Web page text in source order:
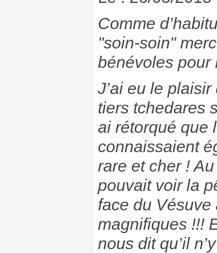
Comme
"soin-soin"
bénévoles pour
J’ai eu le
tiers tchedares
ai rétorqué que
connaissaient
rare et cher !
pouvait voir la
face du
magnifiques !!!
nous dit qu’il